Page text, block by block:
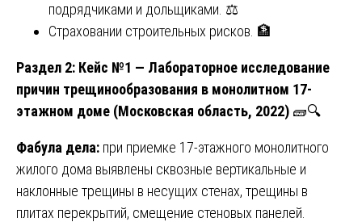
подрядчиками и дольщиками. ⚖️
Страховании строительных рисков. 🏦
Раздел 2: Кейс №1 — Лабораторное исследование
причин трещинообразования в монолитном 17-
этажном доме (Московская область, 2022) 🧱🔍
Фабула дела: при приемке 17-этажного монолитного
жилого дома выявлены сквозные вертикальные и
наклонные трещины в несущих стенах, трещины в
плитах перекрытий, смещение стеновых панелей.